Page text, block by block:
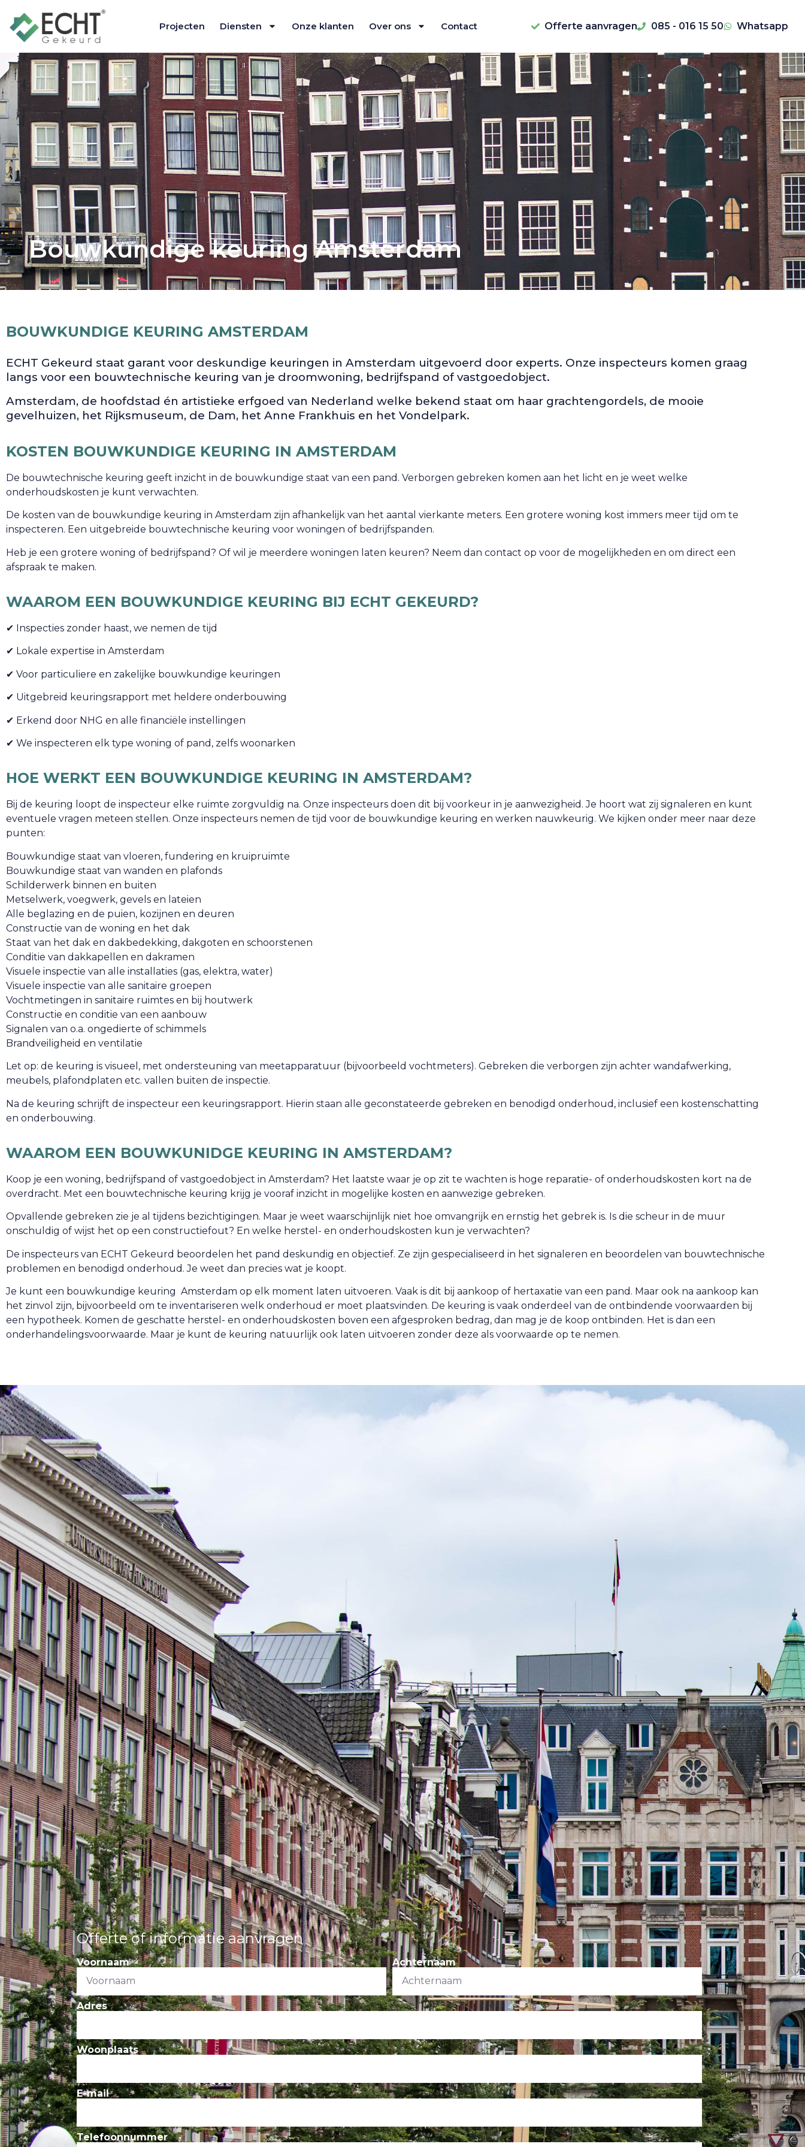
Projecten Diensten Onze klanten Over ons Contact Offerte aanvragen 085 - 016 15 50 Whatsapp
Bouwkundige keuring Amsterdam
BOUWKUNDIGE KEURING AMSTERDAM
ECHT Gekeurd staat garant voor deskundige keuringen in Amsterdam uitgevoerd door experts. Onze inspecteurs komen graag
langs voor een bouwtechnische keuring van je droomwoning, bedrijfspand of vastgoedobject.
Amsterdam, de hoofdstad én artistieke erfgoed van Nederland welke bekend staat om haar grachtengordels, de mooie
gevelhuizen, het Rijksmuseum, de Dam, het Anne Frankhuis en het Vondelpark.
KOSTEN BOUWKUNDIGE KEURING IN AMSTERDAM
De bouwtechnische keuring geeft inzicht in de bouwkundige staat van een pand. Verborgen gebreken komen aan het licht en je weet welke
onderhoudskosten je kunt verwachten.
De kosten van de bouwkundige keuring in Amsterdam zijn afhankelijk van het aantal vierkante meters. Een grotere woning kost immers meer tijd om te
inspecteren. Een uitgebreide bouwtechnische keuring voor woningen of bedrijfspanden.
Heb je een grotere woning of bedrijfspand? Of wil je meerdere woningen laten keuren? Neem dan contact op voor de mogelijkheden en om direct een
afspraak te maken.
WAAROM EEN BOUWKUNDIGE KEURING BIJ ECHT GEKEURD?
✔ Inspecties zonder haast, we nemen de tijd
✔ Lokale expertise in Amsterdam
✔ Voor particuliere en zakelijke bouwkundige keuringen
✔ Uitgebreid keuringsrapport met heldere onderbouwing
✔ Erkend door NHG en alle financiële instellingen
✔ We inspecteren elk type woning of pand, zelfs woonarken
HOE WERKT EEN BOUWKUNDIGE KEURING IN AMSTERDAM?
Bij de keuring loopt de inspecteur elke ruimte zorgvuldig na. Onze inspecteurs doen dit bij voorkeur in je aanwezigheid. Je hoort wat zij signaleren en kunt
eventuele vragen meteen stellen. Onze inspecteurs nemen de tijd voor de bouwkundige keuring en werken nauwkeurig. We kijken onder meer naar deze
punten:
Bouwkundige staat van vloeren, fundering en kruipruimte
Bouwkundige staat van wanden en plafonds
Schilderwerk binnen en buiten
Metselwerk, voegwerk, gevels en lateien
Alle beglazing en de puien, kozijnen en deuren
Constructie van de woning en het dak
Staat van het dak en dakbedekking, dakgoten en schoorstenen
Conditie van dakkapellen en dakramen
Visuele inspectie van alle installaties (gas, elektra, water)
Visuele inspectie van alle sanitaire groepen
Vochtmetingen in sanitaire ruimtes en bij houtwerk
Constructie en conditie van een aanbouw
Signalen van o.a. ongedierte of schimmels
Brandveiligheid en ventilatie
Let op: de keuring is visueel, met ondersteuning van meetapparatuur (bijvoorbeeld vochtmeters). Gebreken die verborgen zijn achter wandafwerking,
meubels, plafondplaten etc. vallen buiten de inspectie.
Na de keuring schrijft de inspecteur een keuringsrapport. Hierin staan alle geconstateerde gebreken en benodigd onderhoud, inclusief een kostenschatting
en onderbouwing.
WAAROM EEN BOUWKUNIDGE KEURING IN AMSTERDAM?
Koop je een woning, bedrijfspand of vastgoedobject in Amsterdam? Het laatste waar je op zit te wachten is hoge reparatie- of onderhoudskosten kort na de
overdracht. Met een bouwtechnische keuring krijg je vooraf inzicht in mogelijke kosten en aanwezige gebreken.
Opvallende gebreken zie je al tijdens bezichtigingen. Maar je weet waarschijnlijk niet hoe omvangrijk en ernstig het gebrek is. Is die scheur in de muur
onschuldig of wijst het op een constructiefout? En welke herstel- en onderhoudskosten kun je verwachten?
De inspecteurs van ECHT Gekeurd beoordelen het pand deskundig en objectief. Ze zijn gespecialiseerd in het signaleren en beoordelen van bouwtechnische
problemen en benodigd onderhoud. Je weet dan precies wat je koopt.
Je kunt een bouwkundige keuring Amsterdam op elk moment laten uitvoeren. Vaak is dit bij aankoop of hertaxatie van een pand. Maar ook na aankoop kan
het zinvol zijn, bijvoorbeeld om te inventariseren welk onderhoud er moet plaatsvinden. De keuring is vaak onderdeel van de ontbindende voorwaarden bij
een hypotheek. Komen de geschatte herstel- en onderhoudskosten boven een afgesproken bedrag, dan mag je de koop ontbinden. Het is dan een
onderhandelingsvoorwaarde. Maar je kunt de keuring natuurlijk ook laten uitvoeren zonder deze als voorwaarde op te nemen.
Offerte of informatie aanvragen
Voornaam Achternaam
Adres
Woonplaats
E-mail
Telefoonnummer